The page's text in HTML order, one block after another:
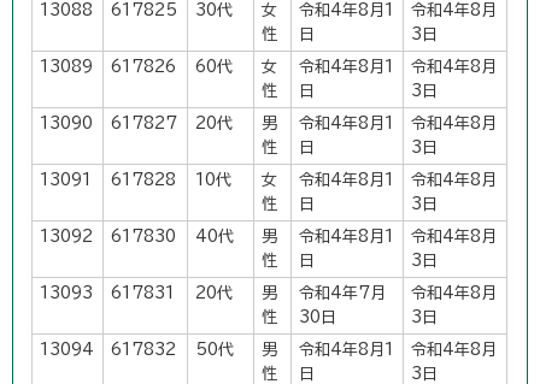
13088 617825 30代
女
性
令和4年8月1
日
令和4年8月
3日
13089 617826 60代
女
性
令和4年8月1
日
令和4年8月
3日
13090 617827 20代
男
性
令和4年8月1
日
令和4年8月
3日
13091 617828 10代
女
性
令和4年8月1
日
令和4年8月
3日
13092 617830 40代
男
性
令和4年8月1
日
令和4年8月
3日
13093 617831 20代
男
性
令和4年7月
30日
令和4年8月
3日
13094 617832 50代
男
性
令和4年8月1
日
令和4年8月
3日